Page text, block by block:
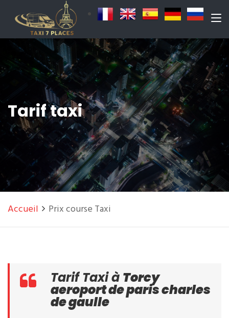
Tarif taxi
Accueil Prix course Taxi
Tarif Taxi à Torcy
aeroport de paris charles
de gaulle